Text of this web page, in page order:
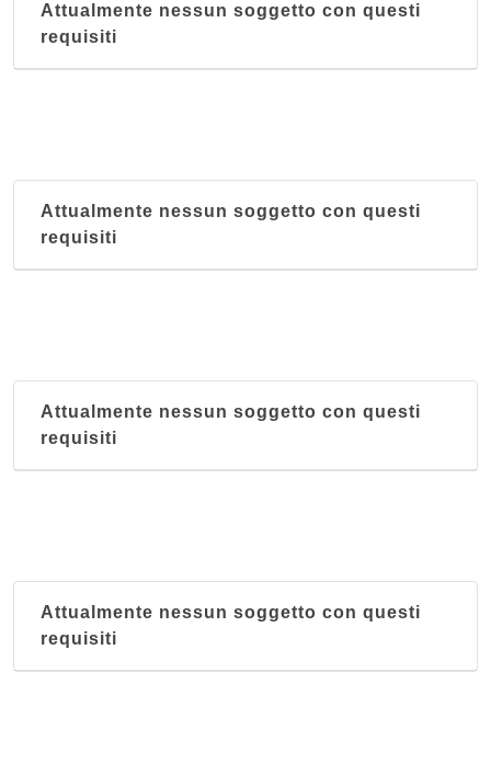
Attualmente nessun soggetto con questi
requisiti
Attualmente nessun soggetto con questi
requisiti
Attualmente nessun soggetto con questi
requisiti
Attualmente nessun soggetto con questi
requisiti